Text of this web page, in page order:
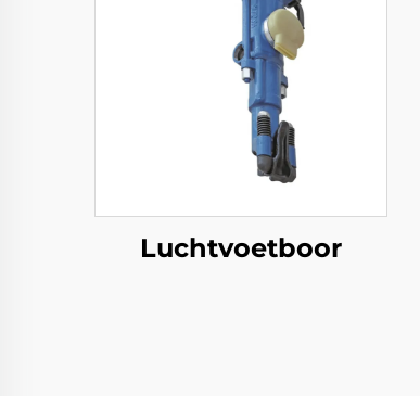
Luchtvoetboor